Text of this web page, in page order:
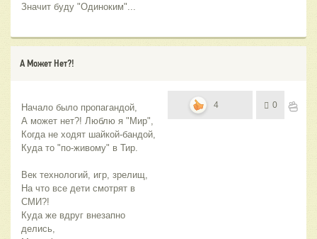
Значит буду "Одиноким"...
А Может Нет?!
Начало было пропагандой,
А может нет?! Люблю я "Мир",
Когда не ходят шайкой-бандой,
Куда то "по-живому" в Тир.
Век технологий, игр, зрелищ,
На что все дети смотрят в
СМИ?!
Куда же вдруг внезапно
делись,
4 0